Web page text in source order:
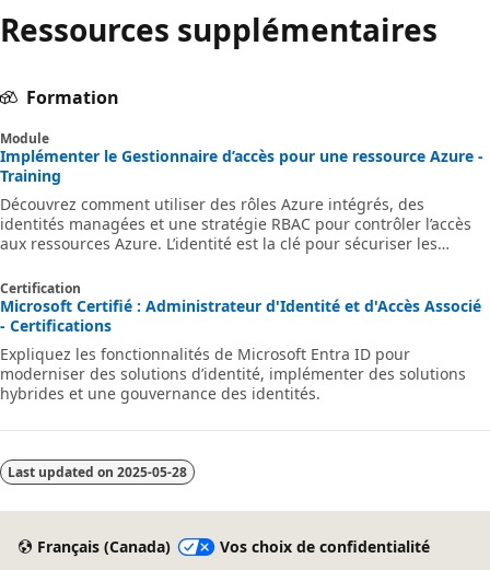
Ressources supplémentaires
Formation
Module
Implémenter le Gestionnaire d’accès pour une ressource Azure -
Training
Découvrez comment utiliser des rôles Azure intégrés, des
identités managées et une stratégie RBAC pour contrôler l’accès
aux ressources Azure. L’identité est la clé pour sécuriser les
Certification
Microsoft Certifié : Administrateur d'Identité et d'Accès Associé
- Certifications
Expliquez les fonctionnalités de Microsoft Entra ID pour
moderniser des solutions d’identité, implémenter des solutions
hybrides et une gouvernance des identités.
Last updated on 2025-05-28
Français (Canada) Vos choix de confidentialité